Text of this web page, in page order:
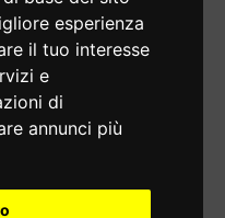
esperienza
il tuo interesse
e
di
annunci più